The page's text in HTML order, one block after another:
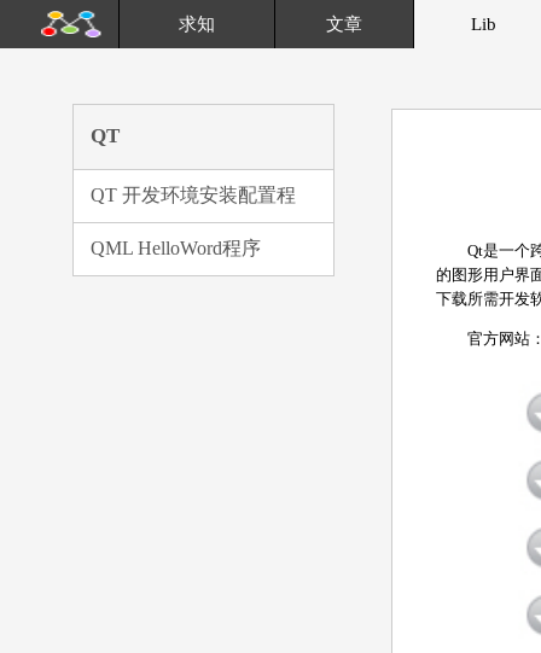
求知 文章 Lib
QT
QT 开发环境安装配置程
QML HelloWord程序
Qt是一个
的图形用户界
下载所需开发
官方网站